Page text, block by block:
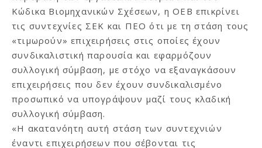
Κώδικα Βιομηχανικών Σχέσεων, η ΟΕΒ επικρίνει
τις συντεχνίες ΣΕΚ και ΠΕΟ ότι με τη στάση τους
«τιμωρούν» επιχειρήσεις στις οποίες έχουν
συνδικαλιστική παρουσία και εφαρμόζουν
συλλογική σύμβαση, με στόχο να εξαναγκάσουν
επιχειρήσεις που δεν έχουν συνδικαλισμένο
προσωπικό να υπογράψουν μαζί τους κλαδική
συλλογική σύμβαση.
«Η ακατανόητη αυτή στάση των συντεχνιών
έναντι επιχειρήσεων που σέβονται τις